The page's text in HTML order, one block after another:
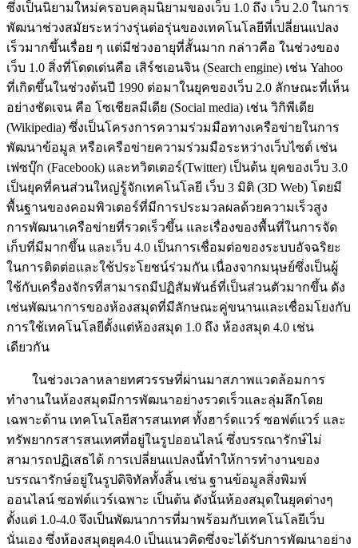
ซึ่งเป็นนิยามใหม่ครอบคลุมนิยามของเว็บ 1.0 ถึง เว็บ 2.0 ในการ
พัฒนาช่วงสมัยระหว่างรุ่นต่อรุ่นของเทคโนโลยีที่เปลี่ยนแปลง
เร็วมากขึ้นเรื่อย ๆ แต่มีช่วงอายุที่สั้นมาก กล่าวคือ ในช่วงของ
เว็บ 1.0 สิ่งที่โดดเด่นคือ เสิร์ชเอนจิน (Search engine) เช่น Yahoo
ที่เกิดขึ้นในช่วงต้นปี 1990 ต่อมาในยุคของเว็บ 2.0 ลักษณะที่เห็น
อย่างชัดเจน คือ โซเชียลมีเดีย (Social media) เช่น วิกิพีเดีย
(Wikipedia) ซึ่งเป็นโครงการความร่วมมือทางเครือข่ายในการ
พัฒนาข้อมูล หรือเครือข่ายความร่วมมือระหว่างเว็บไซต์ เช่น
เฟซบุ๊ก (Facebook) และทวิตเตอร์(Twitter) เป็นต้น ยุคของเว็บ 3.0
เป็นยุคที่คนส่วนใหญ่รู้จักเทคโนโลยี เว็บ 3 มิติ (3D Web) โดยมี
พื้นฐานของคอมพิวเตอร์ที่มีการประมวลผลด้วยความเร็วสูง
การพัฒนาเครือข่ายที่รวดเร็วขึ้น และเรื่องของพื้นที่ในการจัด
เก็บที่มีมากขึ้น และเว็บ 4.0 เป็นการเชื่อมต่อของระบบอัจฉริยะ
ในการติดต่อและใช้ประโยชน์ร่วมกัน เนื่องจากมนุษย์ซึ่งเป็นผู้
ใช้กับเครื่องจักรที่สามารถมีปฏิสัมพันธ์ที่เป็นส่วนตัวมากขึ้น ดัง
เช่นพัฒนาการของห้องสมุดที่มีลักษณะคู่ขนานและเชื่อมโยงกับ
การใช้เทคโนโลยีตั้งแต่ห้องสมุด 1.0 ถึง ห้องสมุด 4.0 เช่น
เดียวกัน
ในช่วงเวลาหลายทศวรรษที่ผ่านมาสภาพแวดล้อมการ
ทำงานในห้องสมุดมีการพัฒนาอย่างรวดเร็วและลุ่มลึกโดย
เฉพาะด้าน เทคโนโลยีสารสนเทศ ทั้งฮาร์ดแวร์ ซอฟต์แวร์ และ
ทรัพยากรสารสนเทศที่อยู่ในรูปออนไลน์ ซึ่งบรรณารักษ์ไม่
สามารถปฏิเสธได้ การเปลี่ยนแปลงนี้ทำให้การทำงานของ
บรรณารักษ์อยู่ในรูปดิจิทัลทั้งสิ้น เช่น ฐานข้อมูลสิ่งพิมพ์
ออนไลน์ ซอฟต์แวร์เฉพาะ เป็นต้น ดังนั้นห้องสมุดในยุคต่างๆ
ตั้งแต่ 1.0-4.0 จึงเป็นพัฒนาการที่มาพร้อมกับเทคโนโลยีเว็บ
นั่นเอง ซึ่งห้องสมุดยุค4.0 เป็นแนวคิดซึ่งจะได้รับการพัฒนาอย่าง